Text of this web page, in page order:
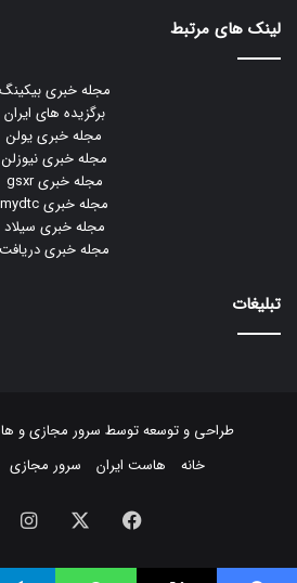
لینک های مرتبط
مجله خبری بیکینگ
برگزیده های ایران
مجله خبری یولن
مجله خبری نیوزلن
مجله خبری gsxr
مجله خبری mydtc
مجله خبری سیلاد
مجله خبری دریافت
تبلیغات
طراحی و توسعه توسط سرور مجازیو
خانه
هاست ایران سرور مجازی
فیسبوک ایکس